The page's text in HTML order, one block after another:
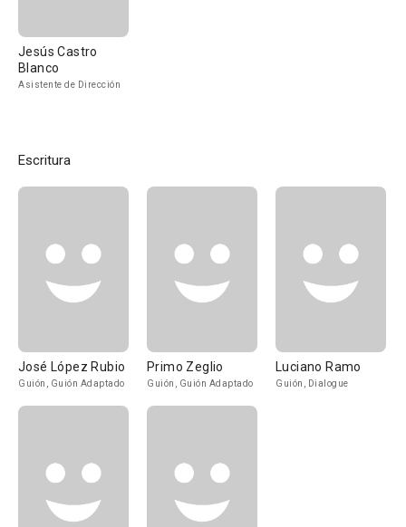
Jesús Castro
Blanco
Asistente de Dirección
Escritura
José López Rubio
Guión, Guión Adaptado
Primo Zeglio
Guión, Guión Adaptado
Luciano Ramo
Guión, Dialogue